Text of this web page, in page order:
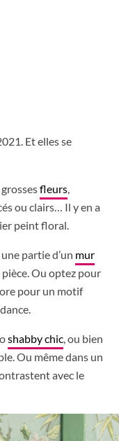
Et elles se
fleurs
ou clairs… Il y en a
peint floral.
partie d’un mur
pièce. Ou optez pour
pour un motif
shabby chic , ou bien
Ou même dans un
avec le